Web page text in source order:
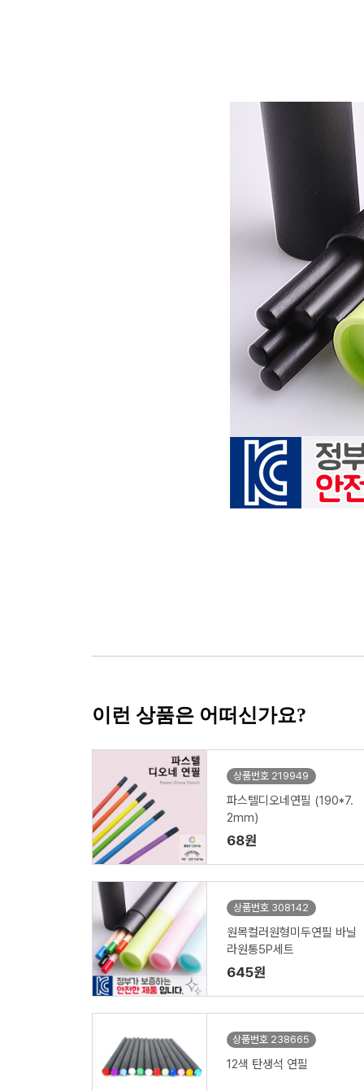
이런 상품은 어떠신가요?
상품번호 219949
파스텔디오네연필 (190*7.
2mm)
68원
상품번호 308142
원목컬러원형미두연필 바닐
라원통5P세트
645원
상품번호 238665
12색 탄생석 연필